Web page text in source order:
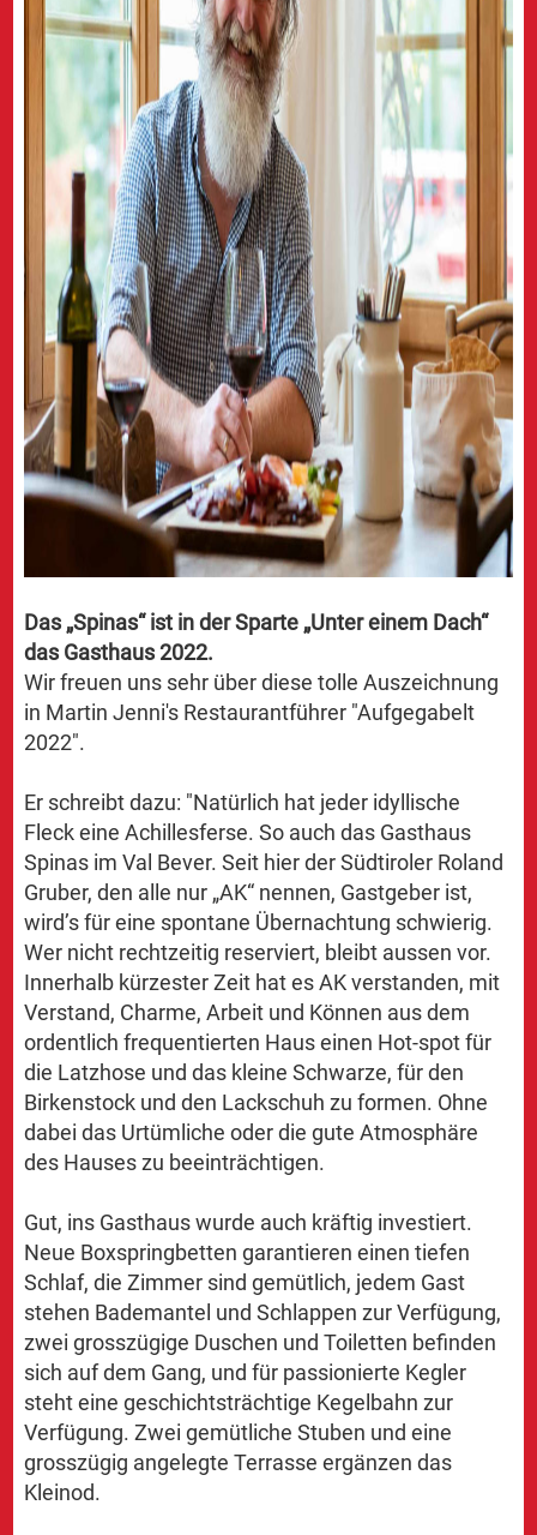
Das „Spinas“ ist in der Sparte „Unter einem Dach“
das Gasthaus 2022.
Wir freuen uns sehr über diese tolle Auszeichnung
in Martin Jenni's Restaurantführer "Aufgegabelt
2022".
Er schreibt dazu: "Natürlich hat jeder idyllische
Fleck eine Achillesferse. So auch das Gasthaus
Spinas im Val Bever. Seit hier der Südtiroler Roland
Gruber, den alle nur „AK“ nennen, Gastgeber ist,
wird’s für eine spontane Übernachtung schwierig.
Wer nicht rechtzeitig reserviert, bleibt aussen vor.
Innerhalb kürzester Zeit hat es AK verstanden, mit
Verstand, Charme, Arbeit und Können aus dem
ordentlich frequentierten Haus einen Hot-spot für
die Latzhose und das kleine Schwarze, für den
Birkenstock und den Lackschuh zu formen. Ohne
dabei das Urtümliche oder die gute Atmosphäre
des Hauses zu beeinträchtigen.
Gut, ins Gasthaus wurde auch kräftig investiert.
Neue Boxspringbetten garantieren einen tiefen
Schlaf, die Zimmer sind gemütlich, jedem Gast
stehen Bademantel und Schlappen zur Verfügung,
zwei grosszügige Duschen und Toiletten befinden
sich auf dem Gang, und für passionierte Kegler
steht eine geschichtsträchtige Kegelbahn zur
Verfügung. Zwei gemütliche Stuben und eine
grosszügig angelegte Terrasse ergänzen das
Kleinod.